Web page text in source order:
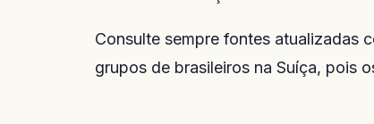
Consulte sempre fontes atualizadas
grupos de brasileiros na Suíça, pois